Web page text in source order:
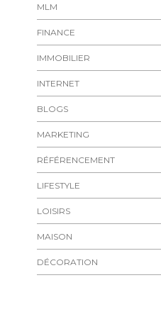
MLM
FINANCE
IMMOBILIER
INTERNET
BLOGS
MARKETING
RÉFÉRENCEMENT
LIFESTYLE
LOISIRS
MAISON
DÉCORATION